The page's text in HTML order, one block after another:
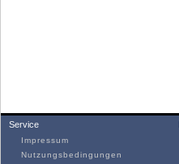
Service
Impressum
Nutzungsbedingungen